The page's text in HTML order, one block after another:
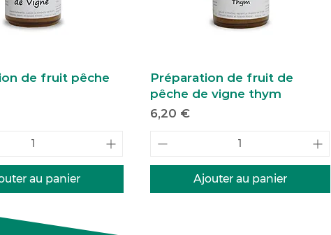
de fruit pêche
au panier
Préparation de fruit de
pêche de vigne thym
Prix
6,20 €
Ajouter au panier